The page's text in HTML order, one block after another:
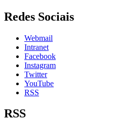
Redes Sociais
Webmail
Intranet
Facebook
Instagram
Twitter
YouTube
RSS
RSS